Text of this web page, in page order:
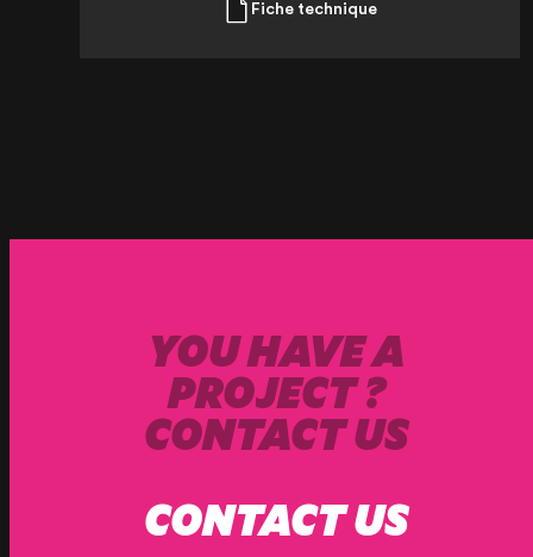
Fiche technique
YOU HAVE A
PROJECT ?
CONTACT US
CONTACT US